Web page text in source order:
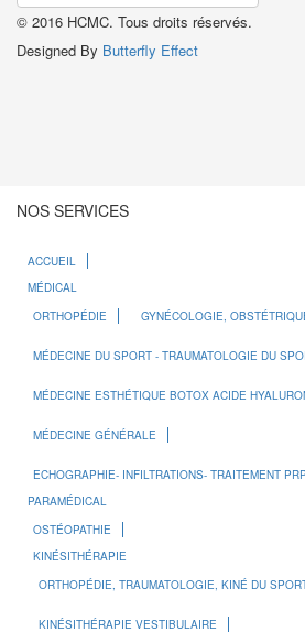
© 2016 HCMC. Tous droits réservés.
Designed By Butterfly Effect
NOS SERVICES
ACCUEIL
MÉDICAL
ORTHOPÉDIE
GYNÉCOLOGIE,
MÉDECINE DU SPORT - TRAUMATOLOGIE DU
MÉDECINE ESTHÉTIQUE BOTOX ACIDE
MÉDECINE GÉNÉRALE
ECHOGRAPHIE- INFILTRATIONS- TRAITEMENT
PARAMÉDICAL
OSTÉOPATHIE
KINÉSITHÉRAPIE
ORTHOPÉDIE, TRAUMATOLOGIE, KINÉ DU
KINÉSITHÉRAPIE VESTIBULAIRE